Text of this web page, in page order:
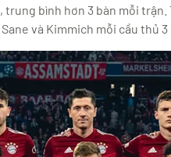
bình hơn 3 bàn mỗi
và Kimmich mỗi cầu thủ 3